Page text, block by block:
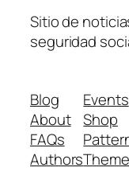
Sitio de
seguridad
Blog
About
FAQs
Authors
Events
Shop